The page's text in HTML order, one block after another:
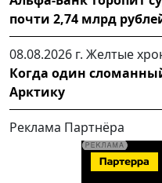
почти 2,74 млрд
08.08.2026 г. Желтые
Когда один
Арктику
Реклама Партнёра